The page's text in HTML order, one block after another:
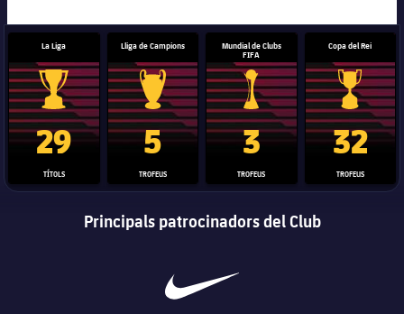
Instal·lacions
La Liga
Trofeu de la Liga
29
TÍTOLS
Lliga de Campions
Trofeu de la Lliga de Campions
5
TROFEUS
Mundial de Clubs
FIFA
Trofeu del Mundial de Clubs
3
TROFEUS
Copa del Rei
Copa del
32
TROFEUS
Principals patrocinadors del Club